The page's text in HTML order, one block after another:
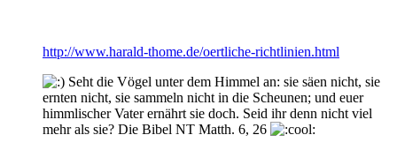
http://www.harald-thome.de/oertliche-richtlinien.html
Seht die Vögel unter dem Himmel an: sie säen nicht, sie
ernten nicht, sie sammeln nicht in die Scheunen; und euer
himmlischer Vater ernährt sie doch. Seid ihr denn nicht viel
mehr als sie? Die Bibel NT Matth. 6, 26